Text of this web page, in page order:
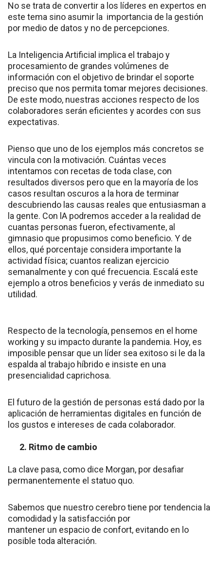
No se trata de convertir a los líderes en expertos en
este tema sino asumir la importancia de la gestión
por medio de datos y no de percepciones.
La Inteligencia Artificial implica el trabajo y
procesamiento de grandes volúmenes de
información con el objetivo de brindar el soporte
preciso que nos permita tomar mejores decisiones.
De este modo, nuestras acciones respecto de los
colaboradores serán eficientes y acordes con sus
expectativas.
Pienso que uno de los ejemplos más concretos se
vincula con la motivación. Cuántas veces
intentamos con recetas de toda clase, con
resultados diversos pero que en la mayoría de los
casos resultan oscuros a la hora de terminar
descubriendo las causas reales que entusiasman a
la gente. Con lA podremos acceder a la realidad de
cuantas personas fueron, efectivamente, al
gimnasio que propusimos como beneficio. Y de
ellos, qué porcentaje considera importante la
actividad física; cuantos realizan ejercicio
semanalmente y con qué frecuencia. Escalá este
ejemplo a otros beneficios y verás de inmediato su
utilidad.
Respecto de la tecnología, pensemos en el home
working y su impacto durante la pandemia. Hoy, es
imposible pensar que un líder sea exitoso si le da la
espalda al trabajo híbrido e insiste en una
presencialidad caprichosa.
El futuro de la gestión de personas está dado por la
aplicación de herramientas digitales en función de
los gustos e intereses de cada colaborador.
2. Ritmo de cambio
La clave pasa, como dice Morgan, por desafiar
permanentemente el statuo quo.
Sabemos que nuestro cerebro tiene por tendencia la
comodidad y la satisfacción por
mantener un espacio de confort, evitando en lo
posible toda alteración.